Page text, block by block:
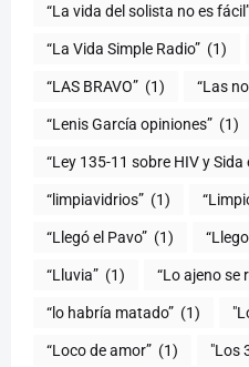
“La vida del solista no es
“La Vida Simple Radio” (1)
“LAS BRAVO” (1) “Las
“Lenis García opiniones” (1)
“Ley 135-11 sobre HIV y Sida
“limpiavidrios” (1)
“Llegó el Pavo” (1)
“Lluvia” (1) “Lo ajeno se
“lo habría matado” (1)
“Loco de amor” (1) "Los